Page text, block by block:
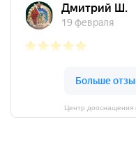
Центр дооснащения